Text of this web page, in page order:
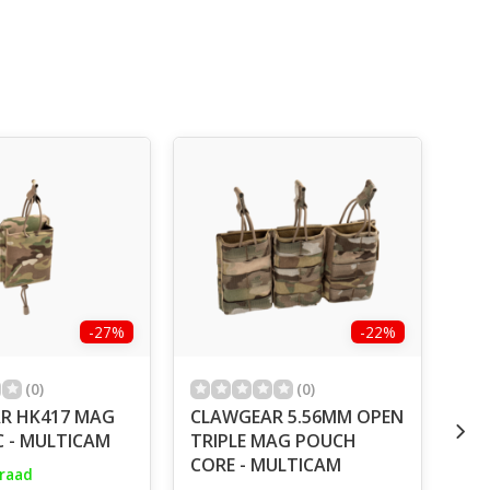
-27%
(0)
HK417 MAG
- MULTICAM
-22%
(0)
CLAWGEAR 5.56MM OPEN
TRIPLE MAG POUCH
CORE - MULTICAM